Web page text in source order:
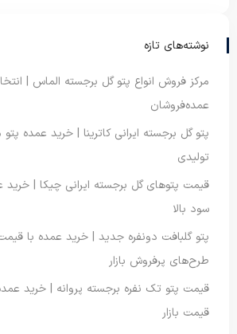
نوشته‌های تازه
مرکز فروش انواع پتو گل برجسته الماس |
عمده‌فروشان
پتو گل برجسته ایرانی کاترینا | خرید عمده
تولیدی
قیمت پتوهای گل برجسته ایرانی چیکا | خرید
سود بالا
پتو گلبافت دونفره جدید | خرید عمده با
طرح‌های پرفروش بازار
قیمت پتو تک نفره برجسته پروانه | خرید
قیمت بازار